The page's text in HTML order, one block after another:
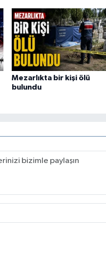
Mezarlıkta bir kişi ölü
bulundu